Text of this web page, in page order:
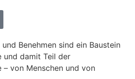
Benehmen sind ein Baustein
und damit Teil der
von Menschen und von